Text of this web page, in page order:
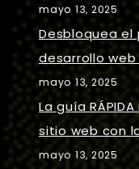
mayo 13, 2025
Desbloquea el
desarrollo
mayo 13, 2025
La guía
sitio web con
mayo 13, 2025